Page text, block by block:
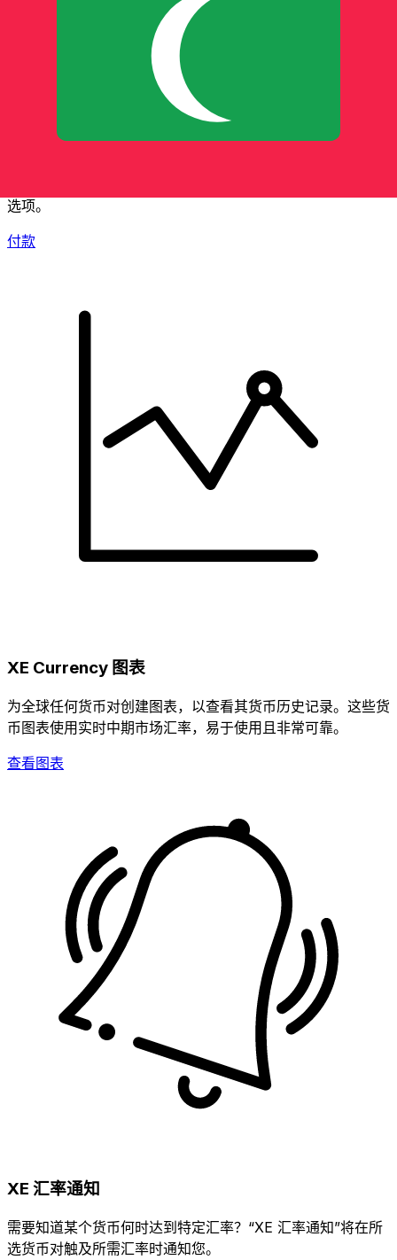
XE 国际汇款
选项。
付款
XE Currency 图表
为全球任何货币对创建图表，以查看其货币历史记录。这些货
币图表使用实时中期市场汇率，易于使用且非常可靠。
查看图表
XE 汇率通知
需要知道某个货币何时达到特定汇率？“XE 汇率通知”将在所
选货币对触及所需汇率时通知您。